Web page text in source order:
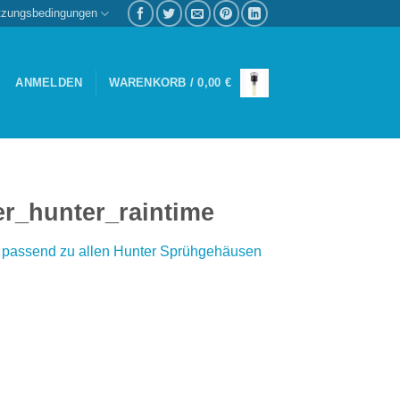
ANMELDEN WARENKORB /0,00 €
zu allen Hunter Sprühgehäusen